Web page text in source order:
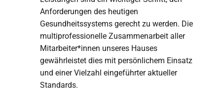
Anforderungen des heutigen
Gesundheitssystems gerecht zu werden. Die
multiprofessionelle Zusammenarbeit aller
Mitarbeiter*innen unseres Hauses
gewährleistet dies mit persönlichem Einsatz
und einer Vielzahl eingeführter aktueller
Standards.